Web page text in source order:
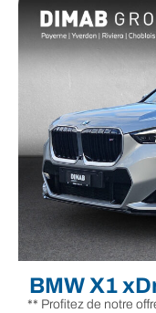
BMW X1
** Profitez de notre